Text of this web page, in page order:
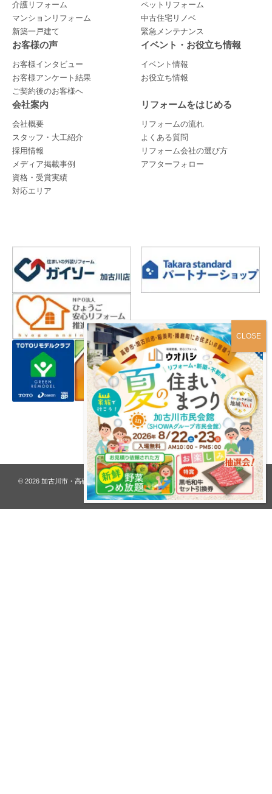
介護リフォーム
ペットリフォーム
マンションリフォーム
中古住宅リノベ
新築一戸建て
緊急メンテナンス
お客様の声
お客様インタビュー
お客様アンケート結果
ご契約後のお客様へ
イベント・お役立ち情報
イベント情報
お役立ち情報
会社案内
会社概要
スタッフ・大工紹介
採用情報
メディア掲載事例
資格・受賞実績
対応エリア
リフォームをはじめる
リフォームの流れ
よくある質問
リフォーム会社の選び方
アフターフォロー
プライバシーポリシー
© 2026 加古川市・高砂市 夢リフォーム ウオハシ – 創業128年の老舗. All rights
reserved.